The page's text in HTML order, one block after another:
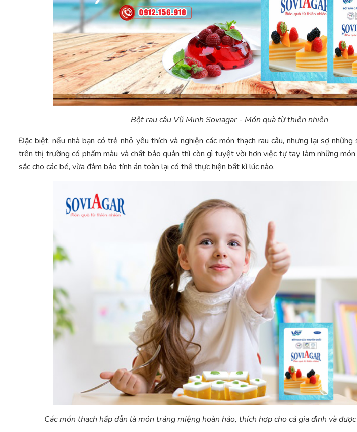
Bột rau câu Vũ Minh Soviagar - Món quà từ thiên nhiên
Đặc biệt, nếu nhà bạn có trẻ nhỏ yêu thích và nghiện các món thạch rau câu, nhưng lại sợ những
trên thị trường có phẩm màu và chất bảo quản thì còn gì tuyệt vời hơn việc tự tay làm những
sắc cho các bé, vừa đảm bảo tính án toàn lại có thể thực hiện bất kì lúc nào.
Các món thạch hấp dẫn là món tráng miệng hoàn hảo, thích hợp cho cả gia đình và